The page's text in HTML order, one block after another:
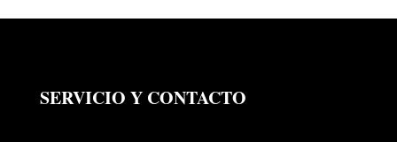
SERVICIO Y CONTACTO